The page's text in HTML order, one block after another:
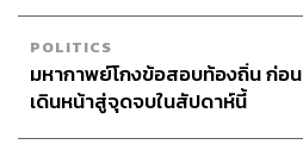
POLITICS
มหากาพย์โกงข้อสอบท้องถิ่น ก่อน
เดินหน้าสู่จุดจบในสัปดาห์นี้